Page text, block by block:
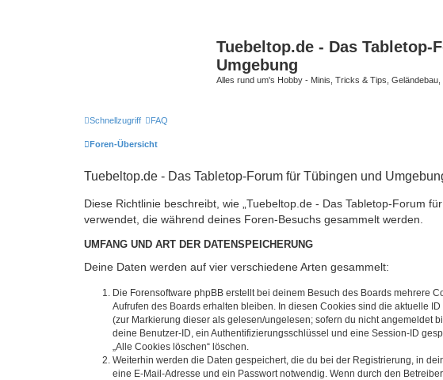
Tuebeltop.de - Das Tabletop-
Umgebung
Alles rund um's Hobby - Minis, Tricks & Tips,
Schnellzugriff FAQ
Foren-Übersicht
Tuebeltop.de - Das Tabletop-Forum für Tübingen und
Diese Richtlinie beschreibt, wie „Tuebeltop.de - Das Tabletop-Forum
verwendet, die während deines Foren-Besuchs gesammelt werden.
UMFANG UND ART DER DATENSPEICHERUNG
Deine Daten werden auf vier verschiedene Arten gesammelt:
Die Forensoftware phpBB erstellt bei deinem Besuch des Boards mehrere
Aufrufen des Boards erhalten bleiben. In diesen Cookies sind die aktuelle
(zur Markierung dieser als gelesen/ungelesen; sofern du nicht angemeldet
deine Benutzer-ID, ein Authentifizierungsschlüssel und eine Session-ID
„Alle Cookies löschen“ löschen.
Weiterhin werden die Daten gespeichert, die du bei der Registrierung, in
eine E-Mail-Adresse und ein Passwort notwendig. Wenn durch den